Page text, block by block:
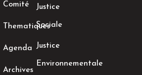
Comité
Thematiques
Agenda
Archives
Justice
Sociale
Justice
Environnementale